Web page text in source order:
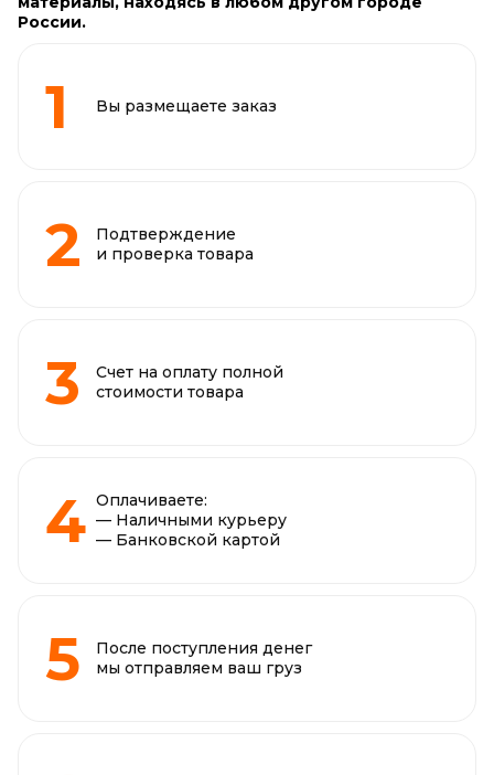
России.
Вы размещаете заказ
Подтверждение
и проверка товара
Счет на оплату полной
стоимости товара
Оплачиваете:
— Наличными курьеру
— Банковской картой
После поступления денег
мы отправляем ваш груз